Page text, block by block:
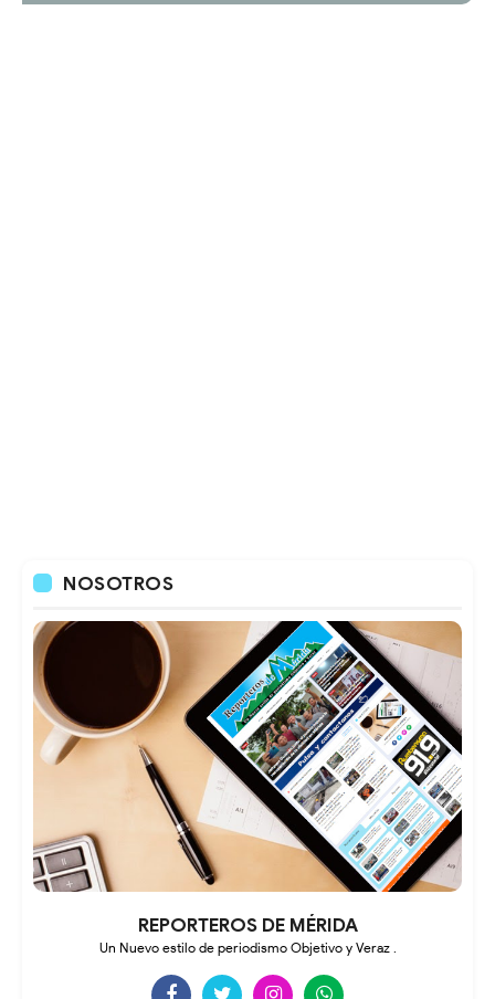
NOSOTROS
REPORTEROS DE MÉRIDA
Un Nuevo estilo de periodismo Objetivo y Veraz .